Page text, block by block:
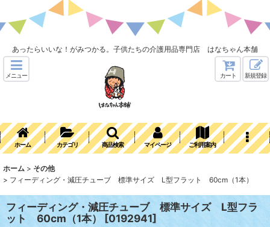
あったらいいな！がみつかる。子供たちの介護用品専門店 はなちゃん本舗
メニュー カート 新規登録
ホーム カテゴリ 商品検索 マイページ ご利用案内
ホーム > その他
> フィーディング・減圧チューブ 標準サイズ L型フラット 60cm（1本）
フィーディング・減圧チューブ 標準サイズ L型フラ
ット 60cm（1本） [0192941]